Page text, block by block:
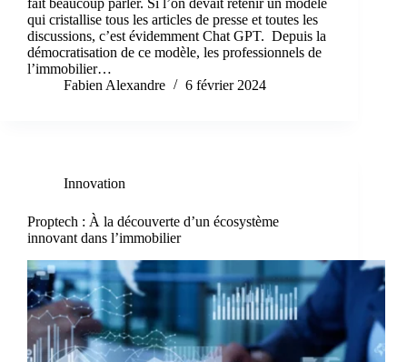
fait beaucoup parler. Si l’on devait retenir un modèle
qui cristallise tous les articles de presse et toutes les
discussions, c’est évidemment Chat GPT. Depuis la
démocratisation de ce modèle, les professionnels de
l’immobilier…
Fabien Alexandre
6 février 2024
Innovation
Proptech : À la découverte d’un écosystème
innovant dans l’immobilier